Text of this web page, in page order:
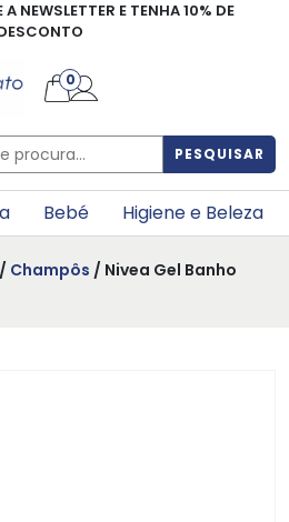
A NEWSLETTER E TENHA 10% DE
PESQUISAR
0
Bebé Higiene e Beleza
/ Champôs / Nivea Gel Banho